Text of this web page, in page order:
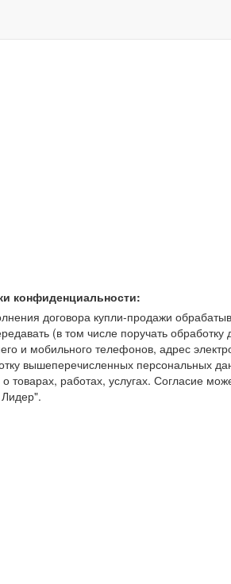
конфиденциальности:
договора купли-продажи
(в том числе поручать
и мобильного телефонов, адрес
вышеперечисленных персональных
работах, услугах. Согласие